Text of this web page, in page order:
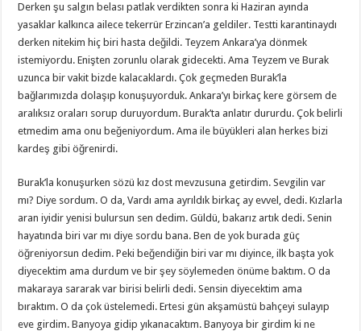
Derken şu salgın belası patlak verdikten sonra ki Haziran ayında
yasaklar kalkınca ailece tekerrür Erzincan’a geldiler. Testti karantinaydı
derken nitekim hiç biri hasta değildi. Teyzem Ankara’ya dönmek
istemiyordu. Enişten zorunlu olarak gidecekti. Ama Teyzem ve Burak
uzunca bir vakit bizde kalacaklardı. Çok geçmeden Burak’la
bağlarımızda dolaşıp konuşuyorduk. Ankara’yı birkaç kere görsem de
aralıksız oraları sorup duruyordum. Burak’ta anlatır dururdu. Çok belirli
etmedim ama onu beğeniyordum. Ama ile büyükleri alan herkes bizi
kardeş gibi öğrenirdi.
Burak’la konuşurken sözü kız dost mevzusuna getirdim. Sevgilin var
mı? Diye sordum. O da, Vardı ama ayrıldık birkaç ay evvel, dedi. Kızlarla
aran iyidir yenisi bulursun sen dedim. Güldü, bakarız artık dedi. Senin
hayatında biri var mı diye sordu bana. Ben de yok burada güç
öğreniyorsun dedim. Peki beğendiğin biri var mı diyince, ilk başta yok
diyecektim ama durdum ve bir şey söylemeden önüme baktım. O da
makaraya sararak var birisi belirli dedi. Sensin diyecektim ama
bıraktım. O da çok üstelemedi. Ertesi gün akşamüstü bahçeyi sulayıp
eve girdim. Banyoya gidip yıkanacaktım. Banyoya bir girdim ki ne